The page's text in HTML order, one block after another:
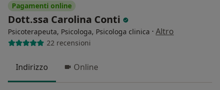
Pagamenti online
Dott.ssa Carolina Conti
Psicoterapeuta, Psicologa, Psicologa clinica · Altro
22 recensioni
Indirizzo Online